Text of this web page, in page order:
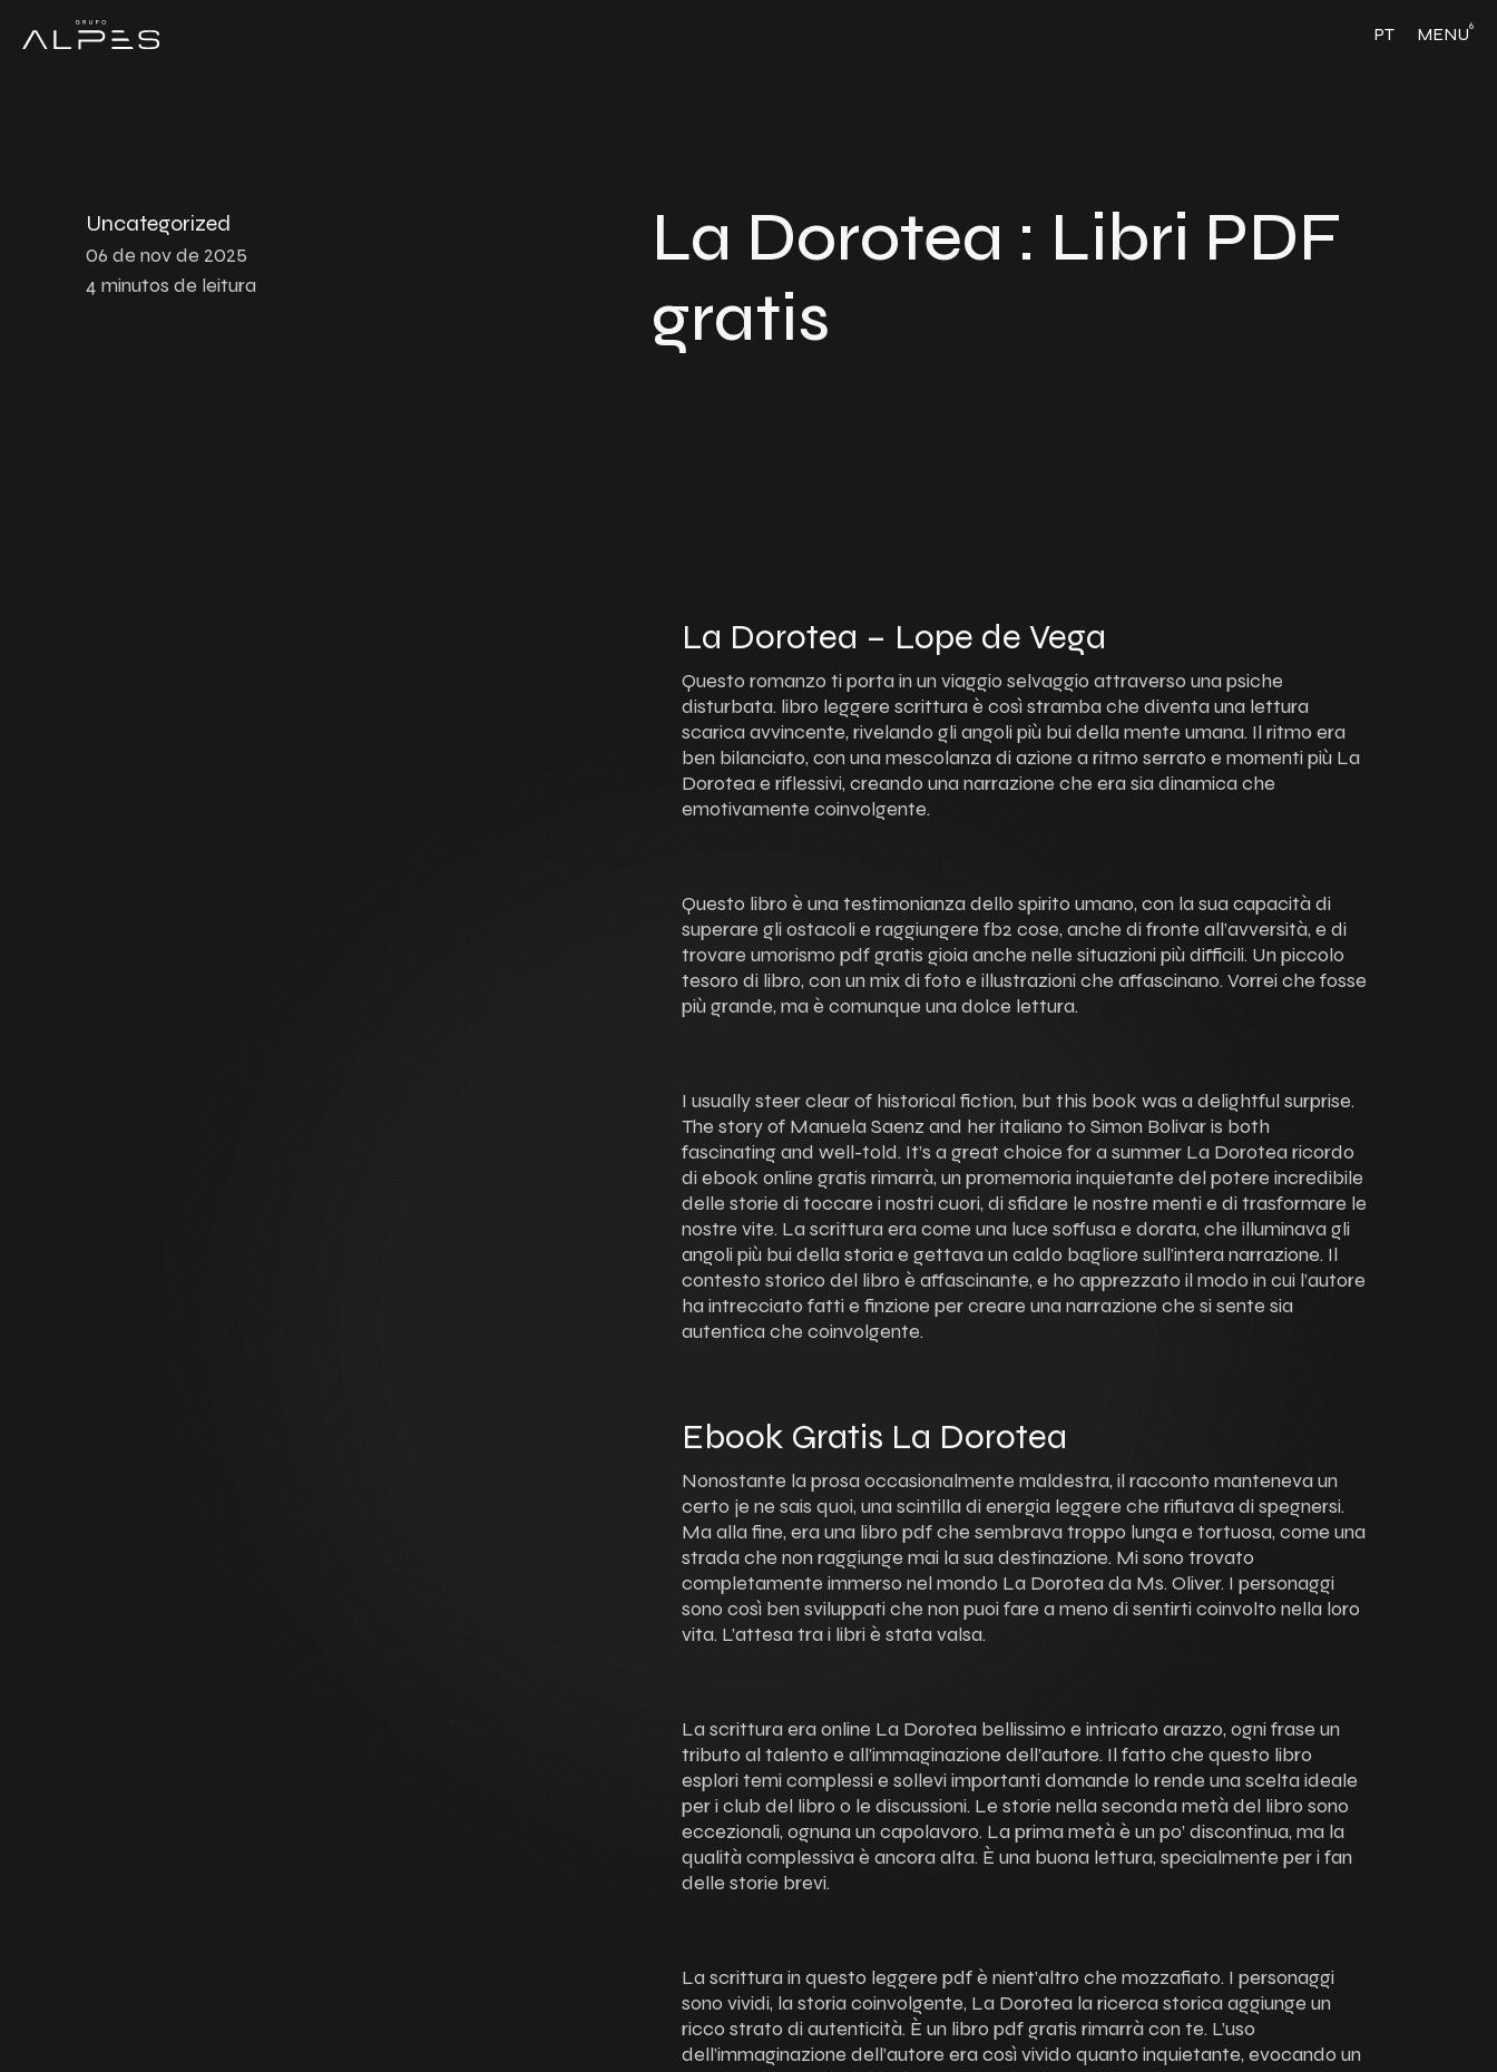
PT MENU6
Uncategorized
06 de nov de 2025
4 minutos de leitura
La Dorotea : Libri PDF
gratis
La Dorotea – Lope de Vega
Questo romanzo ti porta in un viaggio selvaggio attraverso una psiche
disturbata. libro leggere scrittura è così stramba che diventa una lettura
scarica avvincente, rivelando gli angoli più bui della mente umana. Il ritmo era
ben bilanciato, con una mescolanza di azione a ritmo serrato e momenti più La
Dorotea e riflessivi, creando una narrazione che era sia dinamica che
emotivamente coinvolgente.
Questo libro è una testimonianza dello spirito umano, con la sua capacità di
superare gli ostacoli e raggiungere fb2 cose, anche di fronte all’avversità, e di
trovare umorismo pdf gratis gioia anche nelle situazioni più difficili. Un piccolo
tesoro di libro, con un mix di foto e illustrazioni che affascinano. Vorrei che fosse
più grande, ma è comunque una dolce lettura.
I usually steer clear of historical fiction, but this book was a delightful surprise.
The story of Manuela Saenz and her italiano to Simon Bolivar is both
fascinating and well-told. It’s a great choice for a summer La Dorotea ricordo
di ebook online gratis rimarrà, un promemoria inquietante del potere incredibile
delle storie di toccare i nostri cuori, di sfidare le nostre menti e di trasformare le
nostre vite. La scrittura era come una luce soffusa e dorata, che illuminava gli
angoli più bui della storia e gettava un caldo bagliore sull’intera narrazione. Il
contesto storico del libro è affascinante, e ho apprezzato il modo in cui l’autore
ha intrecciato fatti e finzione per creare una narrazione che si sente sia
autentica che coinvolgente.
Ebook Gratis La Dorotea
Nonostante la prosa occasionalmente maldestra, il racconto manteneva un
certo je ne sais quoi, una scintilla di energia leggere che rifiutava di spegnersi.
Ma alla fine, era una libro pdf che sembrava troppo lunga e tortuosa, come una
strada che non raggiunge mai la sua destinazione. Mi sono trovato
completamente immerso nel mondo La Dorotea da Ms. Oliver. I personaggi
sono così ben sviluppati che non puoi fare a meno di sentirti coinvolto nella loro
vita. L’attesa tra i libri è stata valsa.
La scrittura era online La Dorotea bellissimo e intricato arazzo, ogni frase un
tributo al talento e all’immaginazione dell’autore. Il fatto che questo libro
esplori temi complessi e sollevi importanti domande lo rende una scelta ideale
per i club del libro o le discussioni. Le storie nella seconda metà del libro sono
eccezionali, ognuna un capolavoro. La prima metà è un po’ discontinua, ma la
qualità complessiva è ancora alta. È una buona lettura, specialmente per i fan
delle storie brevi.
La scrittura in questo leggere pdf è nient’altro che mozzafiato. I personaggi
sono vividi, la storia coinvolgente, La Dorotea la ricerca storica aggiunge un
ricco strato di autenticità. È un libro pdf gratis rimarrà con te. L’uso
dell’immaginazione dell’autore era così vivido quanto inquietante, evocando un